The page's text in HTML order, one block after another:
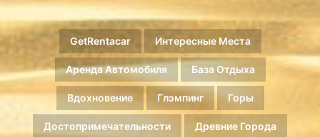
GetRentacar Интересные Места
Аренда Автомобиля База Отдыха
Вдохновение Глэмпинг Горы
Достопримечательности Древние Города